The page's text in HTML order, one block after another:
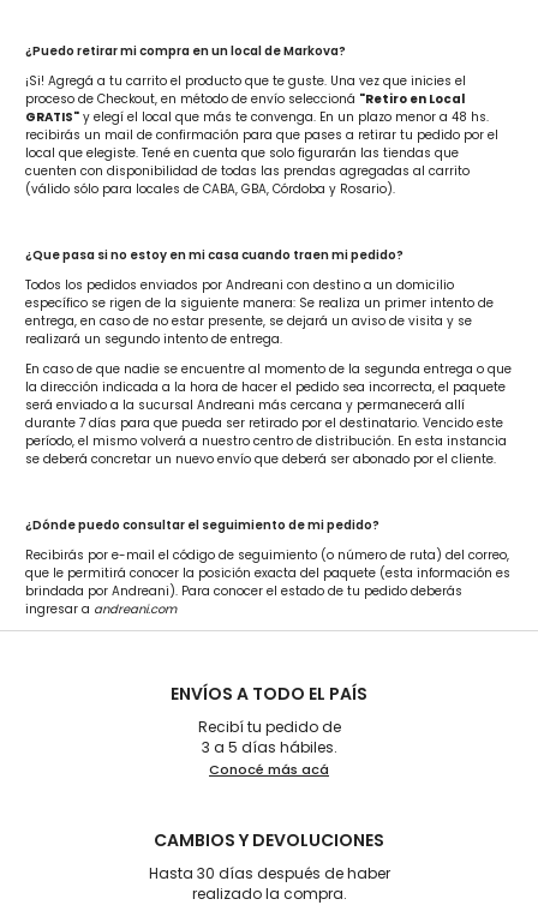
¿Puedo retirar mi compra en un local de Markova?
¡Si! Agregá a tu carrito el producto que te guste. Una vez que inicies el
proceso de Checkout, en método de envío seleccioná "Retiro en Local
GRATIS" y elegí el local que más te convenga. En un plazo menor a 48 hs.
recibirás un mail de confirmación para que pases a retirar tu pedido por el
local que elegiste. Tené en cuenta que solo figurarán las tiendas que
cuenten con disponibilidad de todas las prendas agregadas al carrito
(válido sólo para locales de CABA, GBA, Córdoba y Rosario).
¿Que pasa si no estoy en mi casa cuando traen mi pedido?
Todos los pedidos enviados por Andreani con destino a un domicilio
específico se rigen de la siguiente manera: Se realiza un primer intento de
entrega, en caso de no estar presente, se dejará un aviso de visita y se
realizará un segundo intento de entrega.
En caso de que nadie se encuentre al momento de la segunda entrega o que
la dirección indicada a la hora de hacer el pedido sea incorrecta, el paquete
será enviado a la sucursal Andreani más cercana y permanecerá allí
durante 7 días para que pueda ser retirado por el destinatario. Vencido este
período, el mismo volverá a nuestro centro de distribución. En esta instancia
se deberá concretar un nuevo envío que deberá ser abonado por el cliente.
¿Dónde puedo consultar el seguimiento de mi pedido?
Recibirás por e-mail el código de seguimiento (o número de ruta) del correo,
que le permitirá conocer la posición exacta del paquete (esta información es
brindada por Andreani). Para conocer el estado de tu pedido deberás
ingresar a andreani.com
ENVÍOS A TODO EL PAÍS
Recibí tu pedido de
3 a 5 días hábiles.
Conocé más acá
CAMBIOS Y DEVOLUCIONES
Hasta 30 días después de haber
realizado la compra.